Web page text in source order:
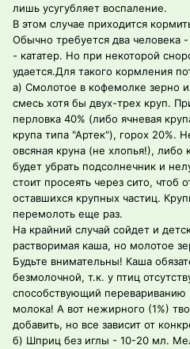
лишь усугубляет воспаление.
В этом случае приходится
Обычно требуется два человека
- кататер. Но при некоторой
удается.Для такого кормления
а) Смолотое в кофемолке зерно
смесь хотя бы двух-трех круп.
перловка 40% (либо ячневая
крупа типа "Артек"), горох 20%.
овсяная круна (не хлопья!), либо
будет убрать подсолнечник и
стоит просеять через сито, чтоб
оставшихся крупных частиц.
перемолоть еще раз.
На крайний случай сойдет и
растворимая каша, но молотое
Будьте внимательны! Каша
безмолочной, т.к. у птиц
способствующий перевариванию
молока! А вот нежирного (1%)
добавить, но все зависит от
б) Шприц без иглы - 10-20 мл.